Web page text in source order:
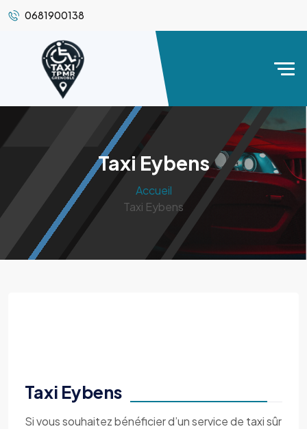
0681900138
Taxi Eybens
Accueil
Taxi Eybens
Taxi Eybens
Si vous souhaitez bénéficier d’un service de taxi sûr